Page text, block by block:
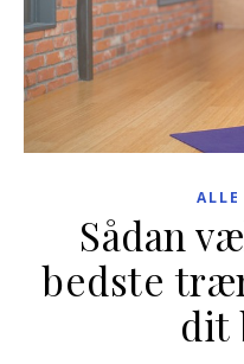
ALLE
Sådan
bedste
dit